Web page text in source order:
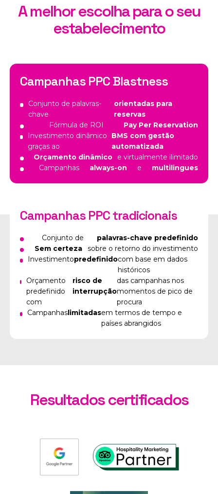
A melhor escolha para o seu
estabelecimento
Campanhas PPC tradicionais
Conjunto de
palavras-chave predefinido
Sem certeza
sobre o retorno do investimento
Investimentopredefinidocom base em dados
históricos
Orçamento
predefinido
com
risco de
interrupção
das campanhas nos
momentos de pico de
procura
Campanhaslimitadasem termos de tempo e
países abrangidos
Campanhas PPC Blastness
Conjunto de palavras-
chave
orientadas para
reservas
Fórmula de ROI
Pay Per Reservation
Investimento dinâmico
graças ao
BMS com gestão
automatizada
Orçamento dinâmico
e virtualmente ilimitado
Campanhas
always-on e multilingues
Resultados certificados